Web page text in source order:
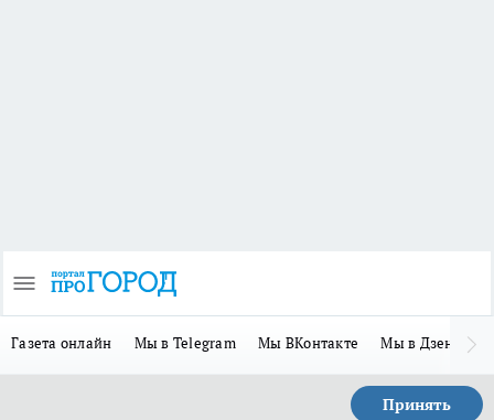
Газета онлайн Мы в Telegram Мы ВКонтакте Мы в Дзене
Принять